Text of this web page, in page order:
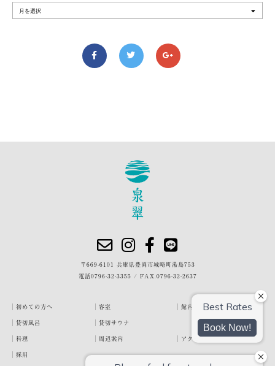
〒669-6101 兵庫県豊岡市城崎町湯島753
電話0796-32-3355 / FAX.0796-32-2637
初めての方へ 客室
館内・施設
貸切風呂
貸切サウナ
料理
周辺案内
アクセス
採用